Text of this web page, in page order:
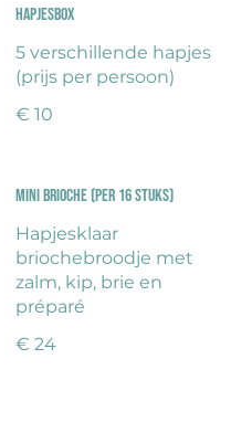
Hapjesbox
5 verschillende hapjes
(prijs per persoon)
€ 10
Mini brioche (per 16 stuks)
Hapjesklaar
briochebroodje met
zalm, kip, brie en
préparé
€ 24